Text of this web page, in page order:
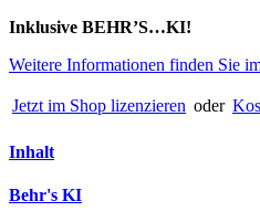
Inklusive BEHR’S…KI!
Weitere Informationen finden Sie
Jetzt im Shop lizenzieren oder
Inhalt
Behr's KI